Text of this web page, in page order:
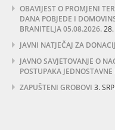
OBAVIJEST O PROMJENI
DANA POBJEDE I
BRANITELJA 05.08.2026.28.
JAVNI NATJEČAJ ZA
JAVNO SAVJETOVANJE O
POSTUPAKA JEDNOSTAVNE
ZAPUŠTENI GROBOVI 3.